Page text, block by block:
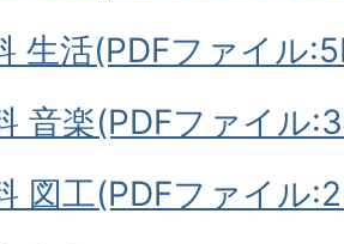
生活(PDFファイル
音楽(PDFファイル
図工(PDFファイル